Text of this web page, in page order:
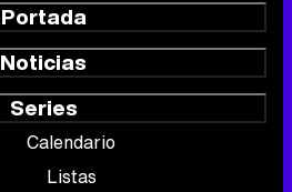
Portada
Noticias
Series
Calendario
Listas